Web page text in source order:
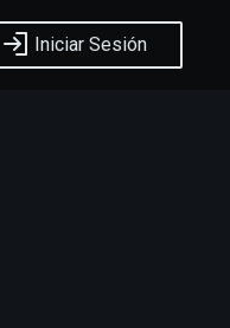
Iniciar Sesión